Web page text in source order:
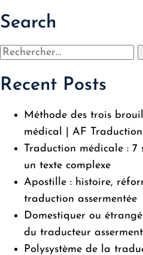
Search
Rechercher :
Recent Posts
Méthode des trois
médical | AF Traduction
Traduction médicale :
un texte complexe
Apostille : histoire,
traduction assermentée
Domestiquer ou
du traducteur
Polysystème de la